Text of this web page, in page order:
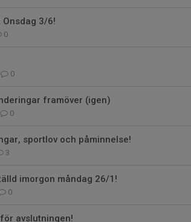
Onsdag 3/6!
0
0
framöver (igen)
0
sportlov och påminnelse!
3
imorgon måndag 26/1!
0
avslutningen!